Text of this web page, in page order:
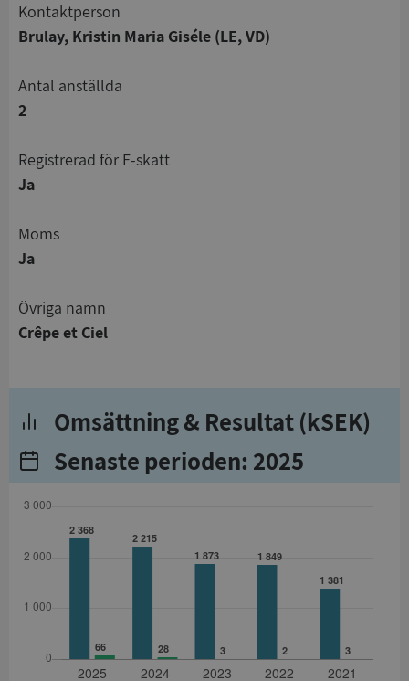
Kontaktperson
Brulay, Kristin Maria Giséle (LE, VD)
Antal anställda
2
registrerad för F-skatt
Ja
Moms
Ja
Övriga namn
Crêpe et Ciel
Omsättning & Resultat (kSEK)
Senaste perioden: 2025